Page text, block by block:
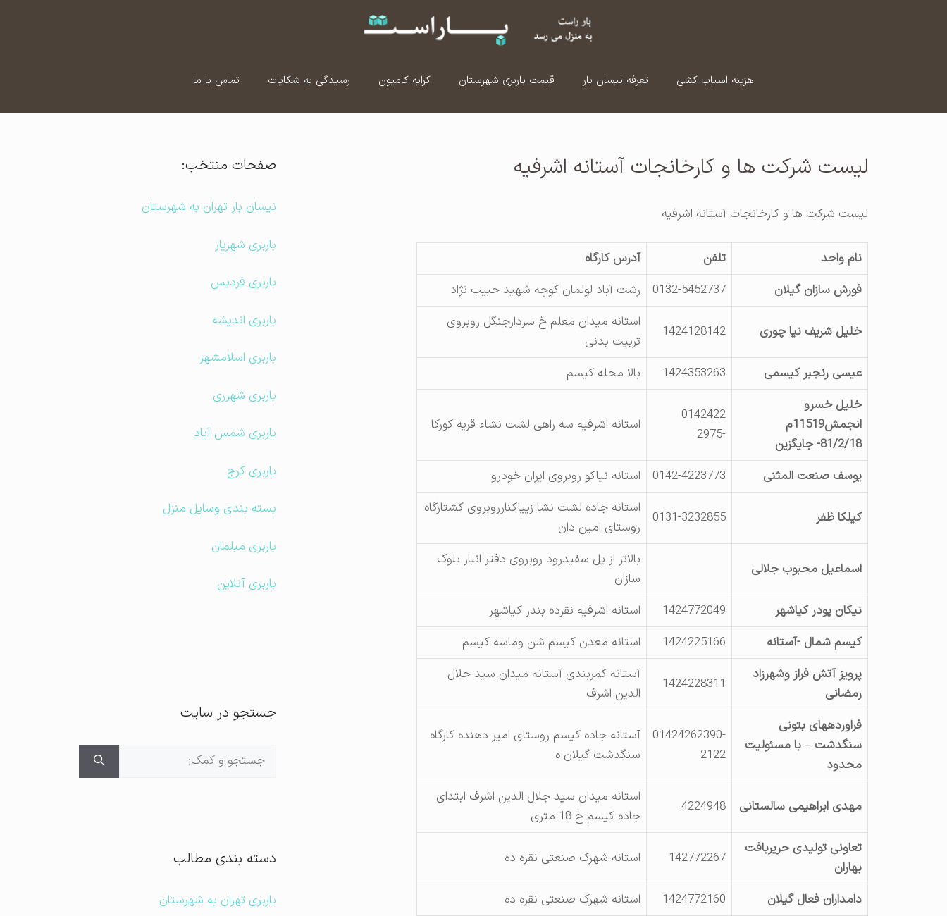
هزینه اسباب کشی تعرفه نیسان بار قیمت باربری شهرستان کرایه کامیون رسیدگی به شکایات تماس با ما
لیست شرکت ها و کارخانجات آستانه اشرفیه
لیست شرکت ها و کارخانجات آستانه اشرفیه
نام واحد تلفن
آدرس کارگاه
فورش سازان گیلان
0132-5452737 رشت آباد لولمان کوچه شهید حبیب نژاد
خلیل شریف نیا چوری 1424128142
استانه میدان معلم خ سردارجنگل روبروی
تربیت بدنی
عیسی رنجبر کیسمی
1424353263
بالا محله کیسم
خلیل خسرو
انجمش11519م
81/2/18- جایگزین
0142422
-2975
استانه اشرفیه سه راهی لشت نشاء قریه کورکا
یوسف صنعت المثنی 0142-4223773 استانه نیاکو روبروی ایران خودرو
کیلکا ظفر 0131-3232855
استانه جاده لشت نشا زییاکنارروبروی کشتارگاه
روستای امین دان
اسماعیل محبوب جلالی
بالاتر از پل سفیدرود روبروی دفتر انبار بلوک
سازان
نیکان پودر کیاشهر
1424772049
استانه اشرفیه نقرده بندر کیاشهر
کیسم شمال -آستانه
1424225166
استانه معدن کیسم شن وماسه کیسم
پرویز آتش فراز وشهرزاد
رمضانی
1424228311
آستانه کمربندی آستانه میدان سید جلال
الدین اشرف
فراوردههای بتونی
سنگدشت – با مسئولیت
محدود
01424262390-
2122
آستانه جاده کیسم روستای امیر دهنده کارگاه
سنگدشت گیلان ه
مهدی ابراهیمی سالستانی 4224948
استانه میدان سید جلال الدین اشرف ابتدای
جاده کیسم خ 18 متری
تعاونی تولیدی حریربافت
بهاران
142772267 استانه شهرک صنعتی نقره ده
دامداران فعال گیلان 1424772160
استانه شهرک صنعتی نقره ده
صفحات منتخب:
نیسان بار تهران به شهرستان
باربری شهریار
باربری فردیس
باربری اندیشه
باربری اسلامشهر
باربری شهرری
باربری شمس آباد
باربری کرج
بسته بندی وسایل منزل
باربری مبلمان
باربری آنلاین
جستجو در سایت
جستجوی
دسته بندی مطالب
باربری تهران به شهرستان